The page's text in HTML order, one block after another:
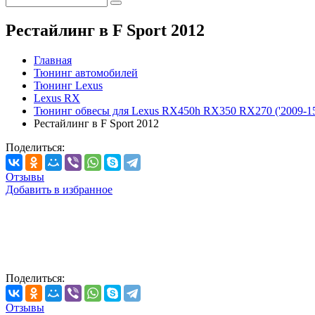
Рестайлинг в F Sport 2012
Главная
Тюнинг автомобилей
Тюнинг Lexus
Lexus RX
Тюнинг обвесы для Lexus RX450h RX350 RX270 ('2009-
Рестайлинг в F Sport 2012
Поделиться:
Отзывы
Добавить в избранное
Поделиться:
Отзывы